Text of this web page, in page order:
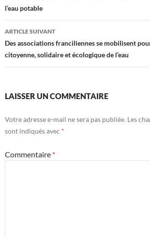
articles
l’eau potable
ARTICLE SUIVANT
Des associations franciliennes se mobilisent
citoyenne, solidaire et écologique de l’eau
LAISSER UN COMMENTAIRE
Votre adresse e-mail ne sera pas publiée. Les
sont indiqués avec *
Commentaire *